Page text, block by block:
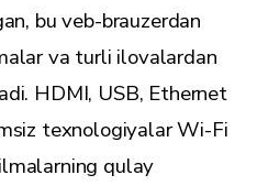
bu veb-brauzerdan
va turli ilovalardan
HDMI, USB, Ethernet
texnologiyalar Wi-Fi
qulay